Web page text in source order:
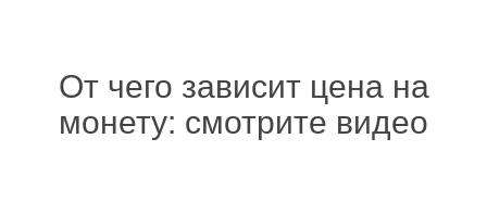
От чего зависит цена на
монету: смотрите видео